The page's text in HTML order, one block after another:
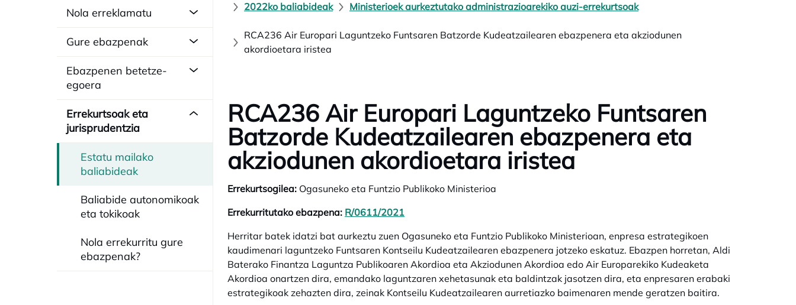
Nola erreklamatu
Gure ebazpenak
Ebazpenen betetze-
egoera
Errekurtsoak eta
jurisprudentzia
Estatu mailako
baliabideak
Baliabide autonomikoak
eta tokikoak
Nola errekurritu gure
ebazpenak?
2022ko baliabideak Ministerioek aurkeztutako administrazioarekiko auzi-errekurtsoak
RCA236 Air Europari Laguntzeko Funtsaren Batzorde Kudeatzailearen ebazpenera eta akziodunen
akordioetara iristea
RCA236 Air Europari Laguntzeko Funtsaren
Batzorde Kudeatzailearen ebazpenera eta
akziodunen akordioetara iristea
Errekurtsogilea: Ogasuneko eta Funtzio Publikoko Ministerioa
Errekurritutako ebazpena: R/0611/2021
Herritar batek idatzi bat aurkeztu zuen Ogasuneko eta Funtzio Publikoko Ministerioan, enpresa estrategikoen
kaudimenari laguntzeko Funtsaren Kontseilu Kudeatzailearen ebazpenera jotzeko eskatuz. Ebazpen horretan, Aldi
Baterako Finantza Laguntza Publikoaren Akordioa eta Akziodunen Akordioa edo Air Europarekiko Kudeaketa
Akordioa onartzen dira, emandako laguntzaren xehetasunak eta baldintzak jasotzen dira, eta enpresaren erabaki
estrategikoak zehazten dira, zeinak Kontseilu Kudeatzailearen aurretiazko baimenaren mende geratzen baitira.